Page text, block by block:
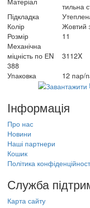
тильна
Підкладка
Колір
Жовтий
Розмір
11
Механічна
міцність по ЕN
388
3112X
Упаковка
12 пар/
Інформація
Про нас
Новини
Наші партнери
Кошик
Політика
Служба
Карта сайту